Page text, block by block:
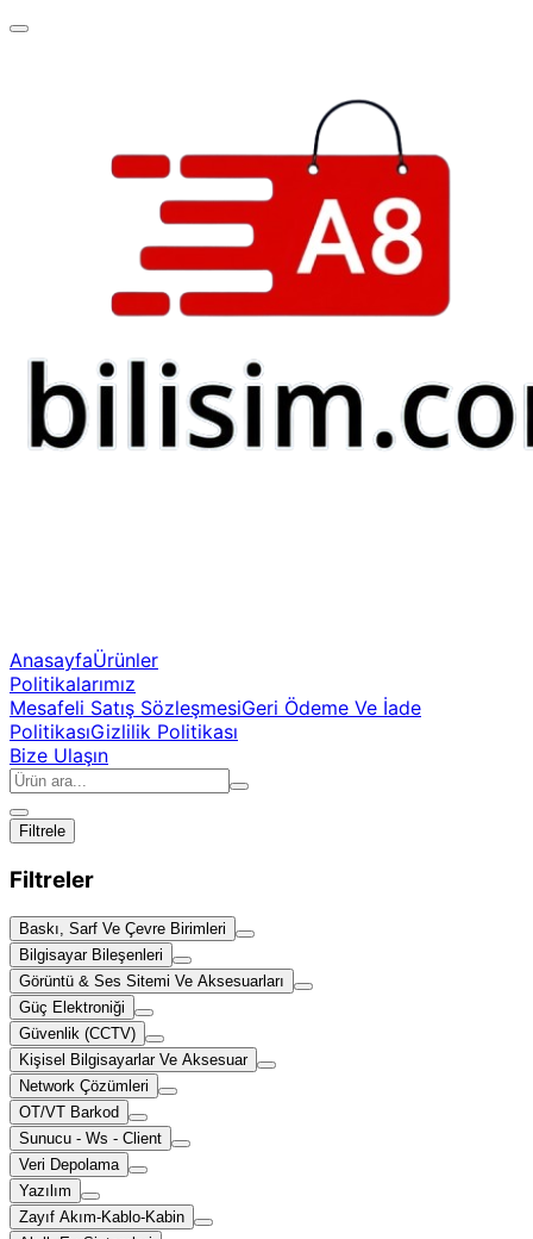
AnasayfaÜrünler
Politikalarımız
Mesafeli Satış SözleşmesiGeri Ödeme Ve İade
PolitikasıGizlilik Politikası
Bize Ulaşın
Filtrele
Filtreler
Baskı, Sarf Ve Çevre Birimleri
Bilgisayar Bileşenleri
Görüntü & Ses Sitemi Ve Aksesuarları
Güç Elektroniği
Güvenlik (CCTV)
Kişisel Bilgisayarlar Ve Aksesuar
Network Çözümleri
OT/VT Barkod
Sunucu - Ws - Client
Veri Depolama
Yazılım
Zayıf Akım-Kablo-Kabin